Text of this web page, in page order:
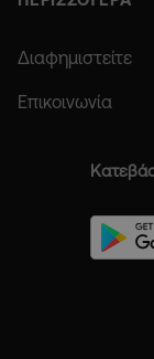
Διαφημιστείτε
Επικοινωνία